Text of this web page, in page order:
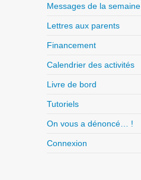
Messages de la semaine
Lettres aux parents
Financement
Calendrier des activités
Livre de bord
Tutoriels
On vous a dénoncé… !
Connexion